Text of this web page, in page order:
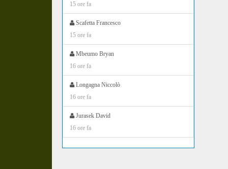
15 ore fa
Scafetta Francesco
15 ore fa
Mbeumo Bryan
16 ore fa
Longagna Niccolò
16 ore fa
Jurasek David
16 ore fa